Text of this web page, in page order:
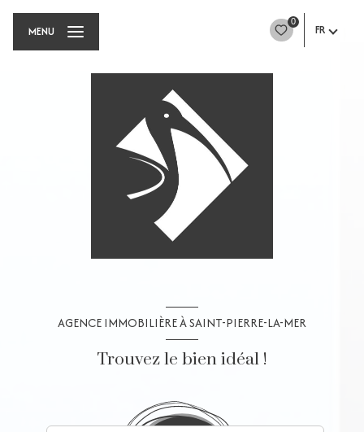
0
FR
MENU
AGENCE IMMOBILIÈRE À SAINT-PIERRE-LA-MER
Trouvez le bien idéal !